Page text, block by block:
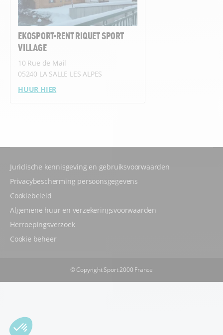
EKOSPORT-RENT RIQUET SPORT
VILLAGE
10 Rue de Mail
05240 LA SALLE LES ALPES
HUUR HIER
Juridische kennisgeving en gebruiksvoorwaarden
Privacybescherming persoonsgegevens
Cookiebeleid
Algemene huur en verzekeringsvoorwaarden
Herroepingsverzoek
Cookie beheer
© Copyright Sport 2000 France